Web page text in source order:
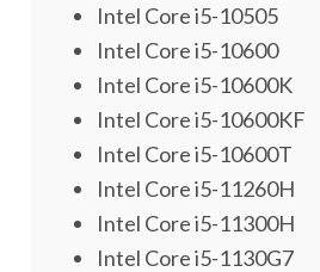
Intel Core i5-10505
Intel Core i5-10600
Intel Core i5-10600K
Intel Core i5-10600KF
Intel Core i5-10600T
Intel Core i5-11260H
Intel Core i5-11300H
Intel Core i5-1130G7